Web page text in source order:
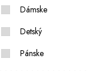
Dámske
Detský
Pánske